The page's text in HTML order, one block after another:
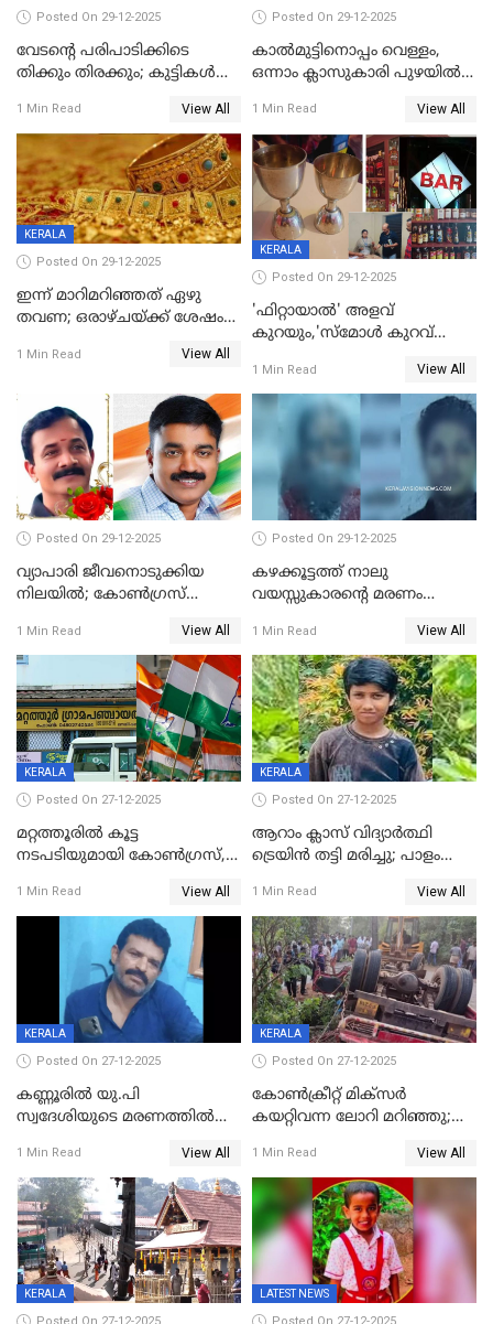
Posted On 29-12-2025
വേടന്റെ പരിപാടിക്കിടെ
തിക്കും തിരക്കും; കുട്ടികള്‍
പരിക്ക്; പാളം മറികടന്ന
യുവാവ് ട്രെയിന്‍ തട്ടി മരിച്ചു
1 Min Read View All
Posted On 29-12-2025
കാൽമുട്ടിനൊപ്പം വെള്ളം,
ഒന്നാം ക്ലാസുകാരി പുഴയിൽ
കുട്ടികൾക്കൊപ്പം
കളിക്കുന്നതിനിടെ
1 Min Read View All
KERALA
Posted On 29-12-2025
ഇന്ന് മാറിമറിഞ്ഞത് ഏഴു
തവണ; ഒരാഴ്ചയ്ക്ക് ശേഷം
1 Min Read View All
KERALA
Posted On 29-12-2025
'ഫിറ്റായാൽ' അളവ്
കുറയും,'സ്‌മോൾ കുറവ്
പിഴ
1 Min Read View All
Posted On 29-12-2025
വ്യാപാരി ജീവനൊടുക്കിയ
നിലയില്‍; കോണ്‍ഗ്രസ്
മാനസികപീഡനമെന്ന് കുറിപ്പ്
1 Min Read View All
Posted On 29-12-2025
കഴക്കൂട്ടത്ത് നാലു
വയസ്സുകാരന്റെ മരണം
സുഹൃത്തും പൊലീസ്
കസ്റ്റഡിയിൽ
1 Min Read View All
KERALA
Posted On 27-12-2025
മറ്റത്തൂരിൽ കൂട്ട
നടപടിയുമായി കോണ്‍ഗ്രസ്,
എട്ട് പേര്‍ ഉള്‍പ്പെടെ
പത്തുപേരെ പുറത്താക്കി,
ചൊവ്വന്നൂരിലും നടപടി
1 Min Read View All
KERALA
Posted On 27-12-2025
ആറാം ക്ലാസ് വിദ്യാർത്ഥി
ട്രെയിൻ തട്ടി മരിച്ചു; പാളം
അപകടം മലപ്പുറത്ത്
1 Min Read View All
KERALA
Posted On 27-12-2025
കണ്ണൂരിൽ യു.പി
സ്വദേശിയുടെ മരണത്തിൽ
കേസ്; തർക്കമുണ്ടായത്
ഫേഷ്യലിന് 300 രൂപ
ആവശ്യപ്പെട്ടതിനെച്ചൊല്ലി
1 Min Read View All
KERALA
Posted On 27-12-2025
കോണ്‍ക്രീറ്റ് മിക്‌സര്‍
കയറ്റിവന്ന ലോറി മറിഞ്ഞു;
അപകടം കണ്ണൂരിൽ
1 Min Read View All
KERALA LATEST NEWS